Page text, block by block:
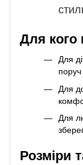
Для кого
Для
поруч
Для
Для
Розміри